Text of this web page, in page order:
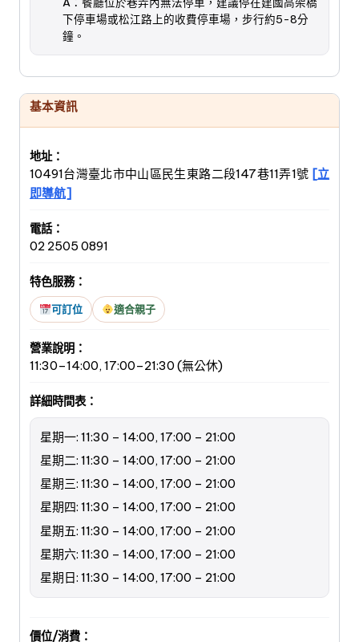
下停車場或松江路上的收費停車場，步行約5-8分
鐘。
基本資訊
地址：
10491台灣臺北市中山區民生東路二段147巷11弄1號 [立
即導航]
電話：
02 2505 0891
特色服務：
可訂位 適合親子
營業說明：
11:30–14:00, 17:00–21:30 (無公休)
詳細時間表：
星期一: 11:30 – 14:00, 17:00 – 21:00
星期二: 11:30 – 14:00, 17:00 – 21:00
星期三: 11:30 – 14:00, 17:00 – 21:00
星期四: 11:30 – 14:00, 17:00 – 21:00
星期五: 11:30 – 14:00, 17:00 – 21:00
星期六: 11:30 – 14:00, 17:00 – 21:00
星期日: 11:30 – 14:00, 17:00 – 21:00
價位/消費：